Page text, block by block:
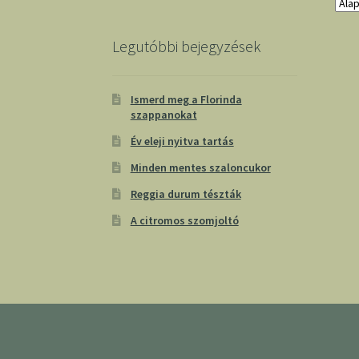
Legutóbbi bejegyzések
Ismerd meg a Florinda
szappanokat
Év eleji nyitva tartás
Minden mentes szaloncukor
Reggia durum tészták
A citromos szomjoltó